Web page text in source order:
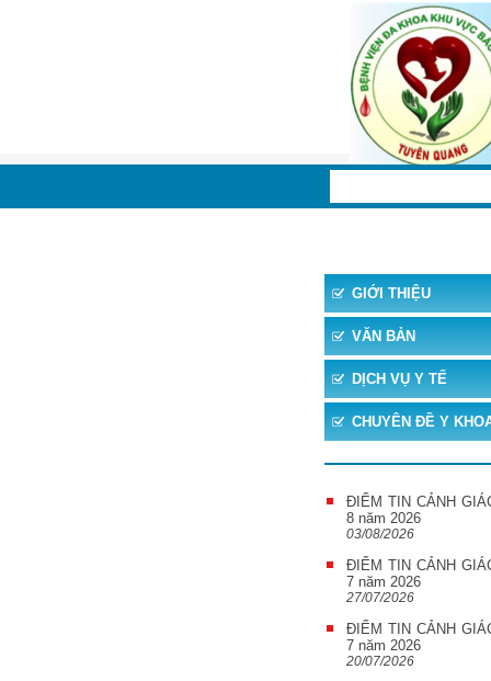
GIỚI THIỆU
VĂN BẢN
DỊCH VỤ Y TẾ
CHUYÊN ĐỀ Y
ĐIỂM TIN CẢNH
8 năm 2026
03/08/2026
ĐIỂM TIN CẢNH
7 năm 2026
27/07/2026
ĐIỂM TIN CẢNH
7 năm 2026
20/07/2026